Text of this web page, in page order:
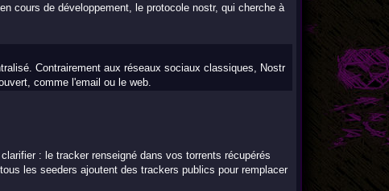
cours de développement, le protocole nostr, qui cherche à
Contrairement aux réseaux sociaux classiques, Nostr
comme l'email ou le web.
: le tracker renseigné dans vos torrents récupérés
les seeders ajoutent des trackers publics pour remplacer